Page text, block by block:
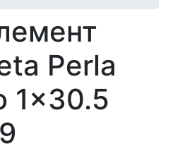
Perla
1x30.5